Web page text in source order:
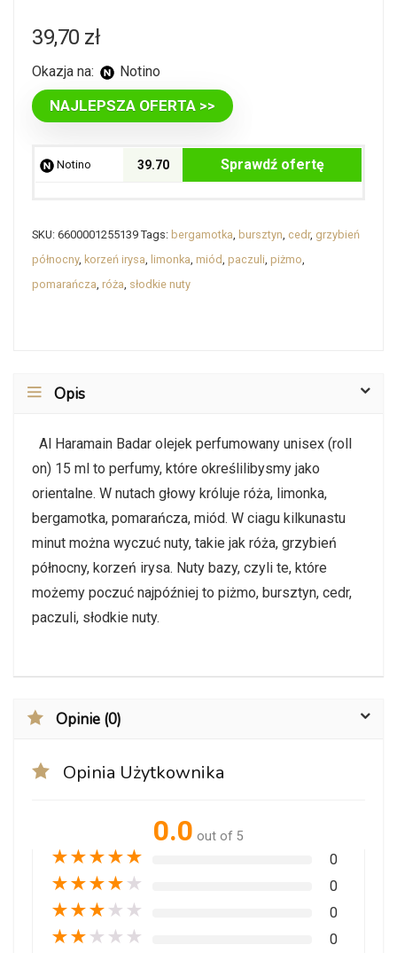
39,70 zł
Okazja na: Notino
NAJLEPSZA OFERTA >>
Notino 39.70 Sprawdź ofertę
SKU: 6600001255139 Tags: bergamotka, bursztyn, cedr, grzybień
północny, korzeń irysa, limonka, miód, paczuli, piżmo,
pomarańcza, róża, słodkie nuty
Opis
Al Haramain Badar olejek perfumowany unisex (roll
on) 15 ml to perfumy, które określilibysmy jako
orientalne. W nutach głowy króluje róża, limonka,
bergamotka, pomarańcza, miód. W ciagu kilkunastu
minut można wyczuć nuty, takie jak róża, grzybień
północny, korzeń irysa. Nuty bazy, czyli te, które
możemy poczuć najpóźniej to piżmo, bursztyn, cedr,
paczuli, słodkie nuty.
Opinie (0)
Opinia Użytkownika
0.0 out of 5
★★★★★ 0
★★★★ ★ 0
★★★ ★ ★ 0
★★ ★ ★ ★ 0